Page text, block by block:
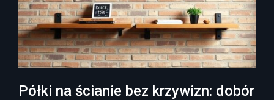
Półki na ścianie bez krzywizn: dobór